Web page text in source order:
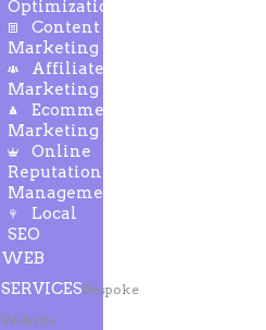
Optimization
Content
Marketing
Affiliate
Marketing
Ecommerce
Marketing
Online
Reputation
Management
Local
SEO
WEB
SERVICESBespoke
Website